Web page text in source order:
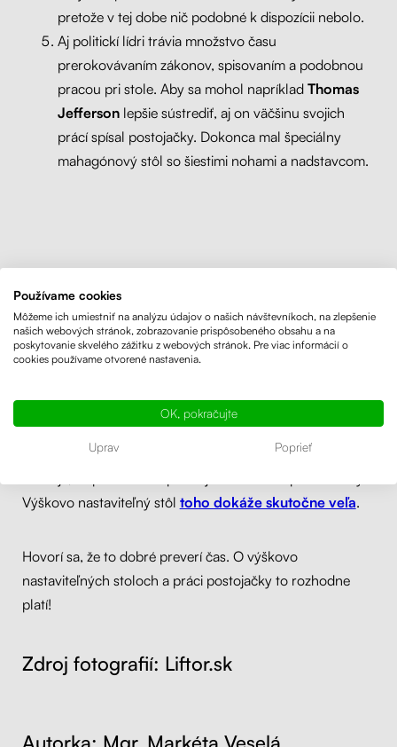
pretože v tej dobe nič podobné k dispozícii nebolo.
Aj politickí lídri trávia množstvo času
prerokovávaním zákonov, spisovaním a podobnou
pracou pri stole. Aby sa mohol napríklad Thomas
Jeffersonlepšie sústrediť, aj on väčšinu svojich
prácí spísal postojačky. Dokonca mal špeciálny
mahagónový stôl so šiestimi nohami a nadstavcom.
Dnes už nie je používanie výškovo nastaviteľného stola nič
známych osobností, ale aj obyčajnýchľudí či vo
veľkých kanceláriách rôznych firiem. Stále viac
vychádza najavo
ho sedenia. Navyše sa
Výškovo nastaviteľný stôl toho dokáže skutočne veľa.
Hovorí sa, že to dobré preverí čas. O výškovo
nastaviteľných stoloch a práci postojačky to rozhodne
platí!
Zdroj fotografií: Liftor.sk
Autorka: Mgr. Markéta Veselá
Používame cookies
Môžeme ich umiestniť na analýzu údajov o našich návštevníkoch, na zlepšenie
našich webových stránok, zobrazovanie prispôsobeného obsahu a na
poskytovanie skvelého zážitku z webových stránok. Pre viac informácií o
cookies používame otvorené nastavenia.
OK, pokračujte
Uprav Poprieť